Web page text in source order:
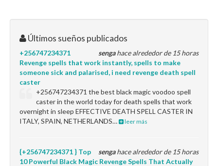
Últimos sueños publicados
sengahace alrededor de 15 horas
+256747234371
Revenge spells that work instantly, spells to make
someone sick and palarised, i need revenge death spell
caster
+256747234371 the best black magic voodoo spell
caster in the world today for death spells that work
overnight in sleep EFFECTIVE DEATH SPELL CASTER IN
ITALY, SPAIN, NETHERLANDS…
leer más
sengahace alrededor de 15 horas
{+256747234371 } Top
10 Powerful Black Magic Revenge Spells That Actually